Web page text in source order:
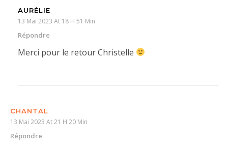
AURÉLIE
13 Mai 2023 At 18 H 51 Min
Répondre
Merci pour le retour Christelle
CHANTAL
13 Mai 2023 At 21 H 20 Min
Répondre